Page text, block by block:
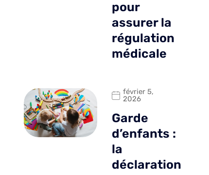
pour
assurer la
régulation
médicale
février 5,
2026
Garde
d’enfants :
la
déclaration